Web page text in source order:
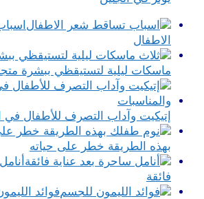
الاطفال
ماسكات ليلية لتستيقظي ببشرة
إتيكيت وآداب التصرف للأطفال في
بهذه الطريقة خطر على حياته
فائقة
فوائد